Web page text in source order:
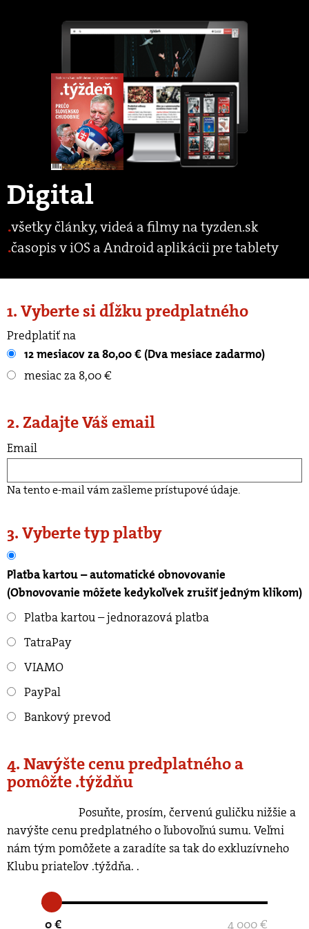
Digital
všetky články, videá a filmy na tyzden.sk
časopis v iOS a Android aplikácii pre tablety
1. Vyberte si dĺžku predplatného
Predplatiť na
12 mesiacov za 80,00 € (Dva mesiace zadarmo)
mesiac za 8,00 €
2. Zadajte Váš email
Email
Na tento e-mail vám zašleme prístupové údaje.
3. Vyberte typ platby
Platba kartou – automatické obnovovanie
(Obnovovanie môžete kedykoľvek zrušiť jedným klikom)
Platba kartou – jednorazová platba
TatraPay
VIAMO
PayPal
Bankový prevod
4. Navýšte cenu predplatného a
pomôžte .týždňu
navýšte cenu predplatného o ľubovoľnú sumu. Veľmi
nám tým pomôžete a zaradíte sa tak do exkluzívneho
Klubu priateľov .týždňa. .
0 € 4 000 €